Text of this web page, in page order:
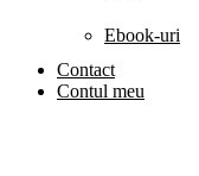
Ebook-uri
Contact
Contul meu